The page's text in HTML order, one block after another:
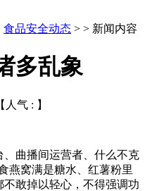
食品安全动态 > > 新闻内容
多乱象
人气 : 】
曲播间运营者、什么不克
燕窝满是糖水、红薯粉里
敢掉以轻心，不得强调功